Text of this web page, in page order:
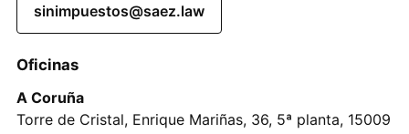
sinimpuestos@saez.law
Oficinas
A Coruña
Torre de Cristal, Enrique Mariñas, 36, 5ª planta, 15009